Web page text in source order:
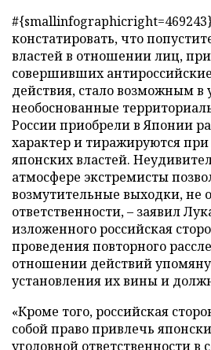
констатировать, что
властей в отношении лиц,
совершивших
действия, стало возможным в
необоснованные
России приобрели в Японии
характер и тиражируются
японских властей.
атмосфере экстремисты
возмутительные выходки, не
ответственности, – заявил
изложенного российская
проведения повторного
отношении действий
установления их вины и
«Кроме того, российская
собой право привлечь
уголовной ответственности в